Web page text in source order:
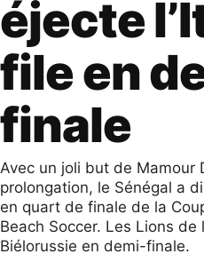
éjecte
file en
finale
Avec un joli but de Mamour
prolongation, le Sénégal a
en quart de finale de la
Beach Soccer. Les Lions
Biélorussie en demi-finale.